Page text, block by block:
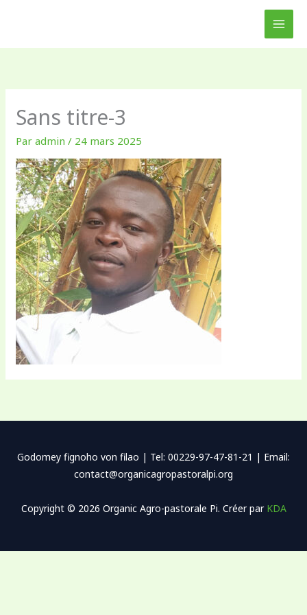
Sans titre-3
Paradmin/ 24 mars 2025
Godomey fignoho von filao | Tel: 00229-97-47-81-21 | Email:
contact@organicagropastoralpi.org
Copyright © 2026 Organic Agro-pastorale Pi. Créer par KDA